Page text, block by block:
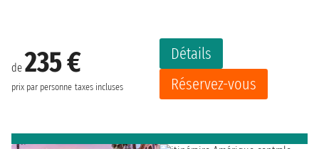
de 235 €
prix par personne taxes incluses
Détails
Réservez-vous